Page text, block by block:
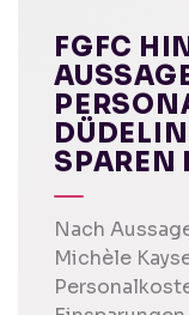
FGFC
SPAREN
Nach
Michèle